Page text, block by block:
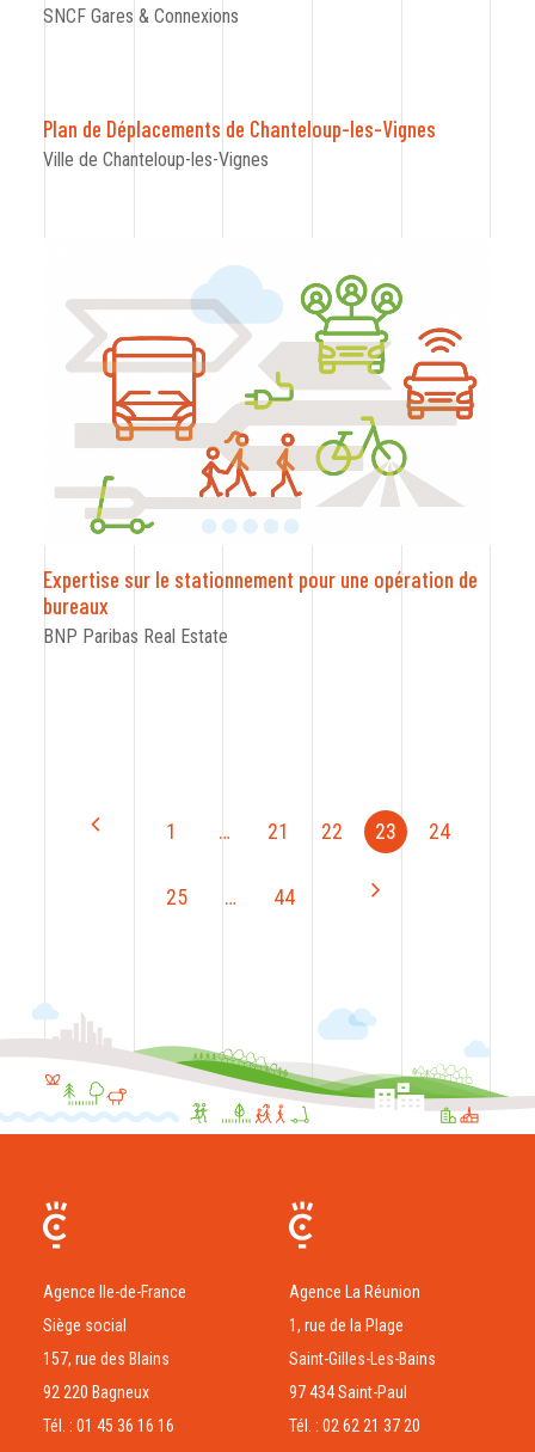
SNCF Gares & Connexions
Plan de Déplacements de Chanteloup-les-Vignes
Ville de Chanteloup-les-Vignes
Expertise sur le stationnement pour une opération de
bureaux
BNP Paribas Real Estate
1 … 21 22 23 24
25 … 44
Agence Ile-de-France
Siège social
157, rue des Blains
92 220 Bagneux
Tél. : 01 45 36 16 16
Agence La Réunion
1, rue de la Plage
Saint-Gilles-Les-Bains
97 434 Saint-Paul
Tél. : 02 62 21 37 20